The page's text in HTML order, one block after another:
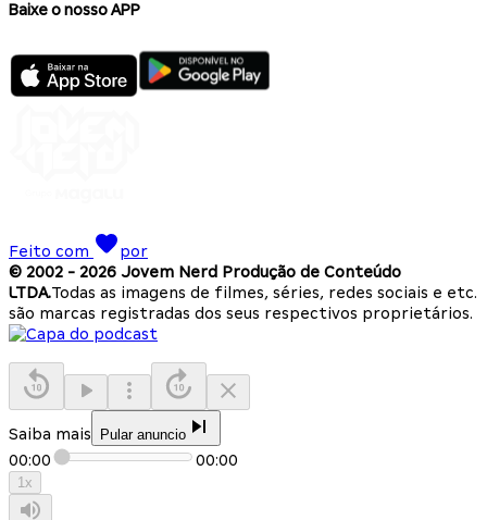
Baixe o nosso APP
Feito com
por
© 2002 - 2026 Jovem Nerd Produção de Conteúdo
LTDA.Todas as imagens de filmes, séries, redes sociais e etc.
são marcas registradas dos seus respectivos proprietários.
Saiba mais Pular anuncio
00:00 00:00
1x